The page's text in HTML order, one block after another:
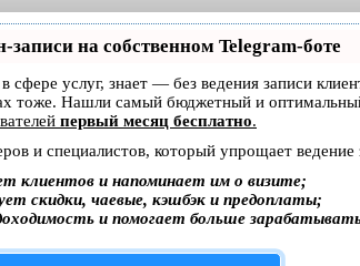
записи на собственном Telegram-боте
сфере услуг, знает — без ведения записи
тоже. Нашли самый бюджетный и
первый месяц бесплатно.
и специалистов, который упрощает ведение
клиентов и напоминает им о визите;
скидки, чаевые, кэшбэк и предоплаты;
и помогает больше